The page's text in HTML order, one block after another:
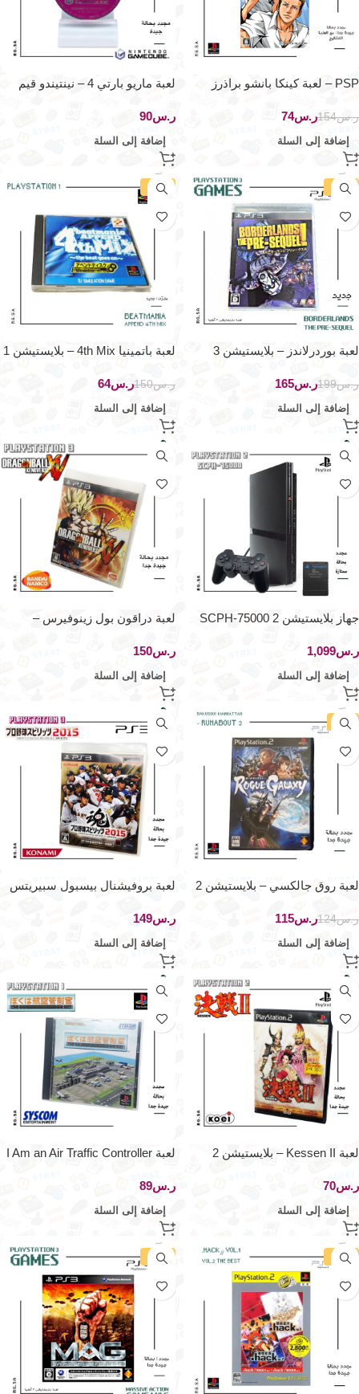
PSP – لعبة كينكا بانشو براذرز
ر.س154ر.س74
إضافة إلى السلة
لعبة ماريو بارتي 4 – نينتيندو قيم
ر.س
إضافة إلى السلة
-17%
لعبة بوردرلاندز – بلايستيشن 3
ر.س199ر.س165
إضافة إلى السلة
-57%
لعبة باتمينيا 4th Mix – بلايستيشن 1
ر.س150ر.س64
إضافة إلى السلة
جهاز بلايستيشن 2 SCPH-75000
ر.س
إضافة إلى السلة
لعبة دراقون بول زينوفيرس –
ر.س
إضافة إلى السلة
-7%
لعبة روق جالكسي – بلايستيشن 2
ر.س124ر.س115
إضافة إلى السلة
لعبة بروفيشنال بيسبول سبيريتس
ر.س
إضافة إلى السلة
لعبة Kessen II – بلايستيشن 2
ر.س
إضافة إلى السلة
لعبة I Am an Air Traffic Controller
ر.س
إضافة إلى السلة
-33%
-27%